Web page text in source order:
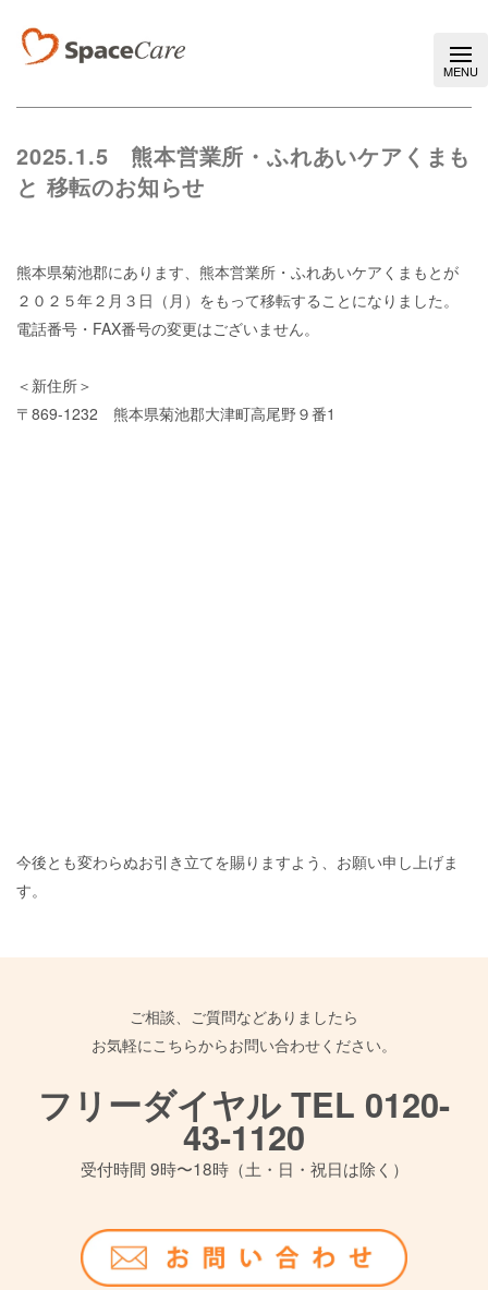
2025.1.5
熊本営業所・ふれあいケアくまも
と 移転のお知らせ
熊本県菊池郡にあります、熊本営業所・ふれあいケアくまもとが
２０２５年２月３日（月）をもって移転することになりました。
電話番号・ FAX番号の変更はございません。
＜新住所＞
〒869-1232 熊本県菊池郡大津町高尾野９番1
今後とも変わらぬお引き立てを賜りますよう、お願い申し上げま
す。
ご相談、ご質問などありましたら
お気軽にこちらからお問い合わせください。
フリーダイヤル TEL 0120-
43-1120
受付時間 9時〜18時（土・日・祝日は除く）